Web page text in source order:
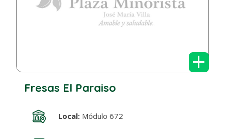
+
Fresas El Paraiso
Local:Módulo 672